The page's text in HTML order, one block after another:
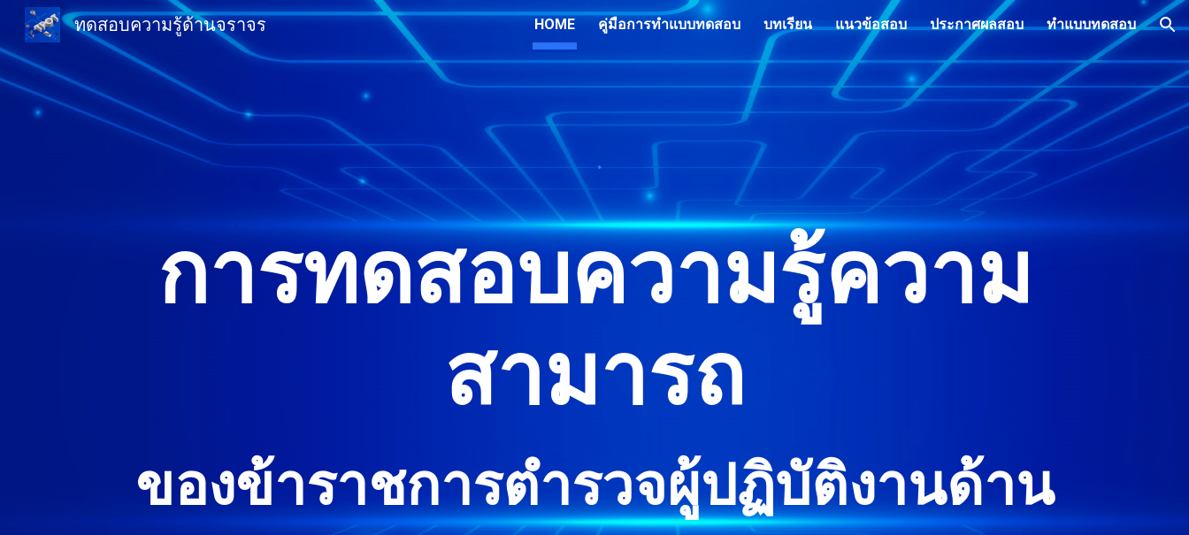
Skip to main content Skip to navigation
ทดสอบความรู้ด้านจราจร HOME คู่มือการทำแบบทดสอบ บทเรียน แนวข้อสอบ ประกาศผลสอบ ทำแบบทดสอบ
การทดสอบความรู้ความ
สามารถ
ของข้าราชการตำรวจผู้ปฏิบัติงานด้าน